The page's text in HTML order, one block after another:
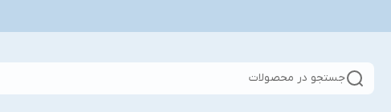
جستجو در محصولات